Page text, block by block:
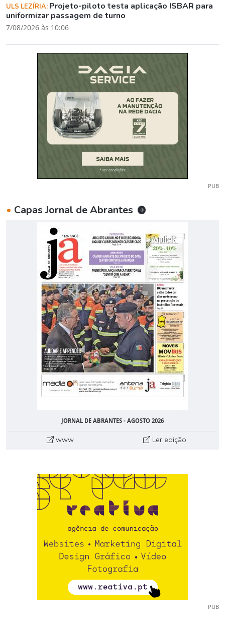
ULS LEZÍRIA: Projeto-piloto testa aplicação ISBAR para
uniformizar passagem de turno
7/08/2026 às 10:06
PUB
• Capas Jornal de Abrantes
JORNAL DE ABRANTES - AGOSTO 2026
www Ler edição
PUB